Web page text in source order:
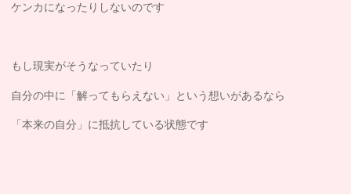
ケンカになったりしないのです
もし現実がそうなっていたり
自分の中に「解ってもらえない」という想いがあるなら
「本来の自分」に抵抗している状態です